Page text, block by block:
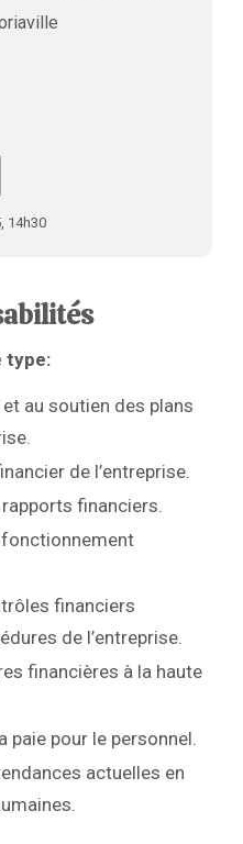
14h30
type:
au soutien des plans
de l’entreprise.
financiers.
financiers
de l’entreprise.
financières à la haute
paie pour le personnel.
actuelles en